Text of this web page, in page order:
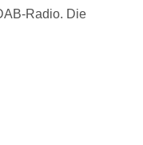
Radio. Die